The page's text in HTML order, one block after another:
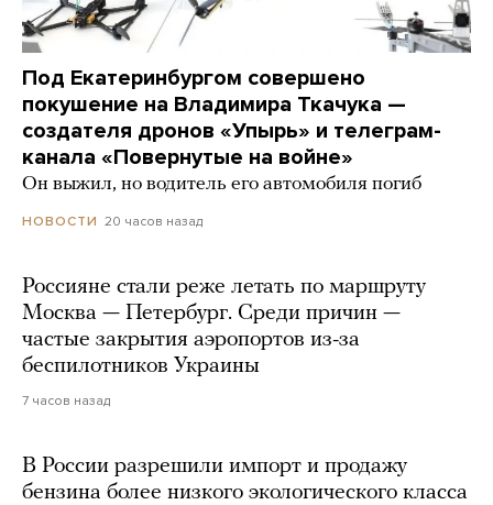
Под Екатеринбургом совершено
покушение на Владимира Ткачука —
создателя дронов «Упырь» и телеграм-
канала «Повернутые на войне»
Он выжил, но водитель его автомобиля погиб
НОВОСТИ 20 часов назад
Россияне стали реже летать по маршруту
Москва — Петербург. Среди причин —
частые закрытия аэропортов из-за
беспилотников Украины
7 часов назад
В России разрешили импорт и продажу
бензина более низкого экологического класса